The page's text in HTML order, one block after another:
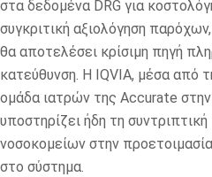
στα δεδομένα DRG για
συγκριτική αξιολόγηση
θα αποτελέσει κρίσιμη πηγή
κατεύθυνση. Η IQVIA, μέσα από
ομάδα ιατρών της Accurate στην
υποστηρίζει ήδη τη
νοσοκομείων στην
στο σύστημα.